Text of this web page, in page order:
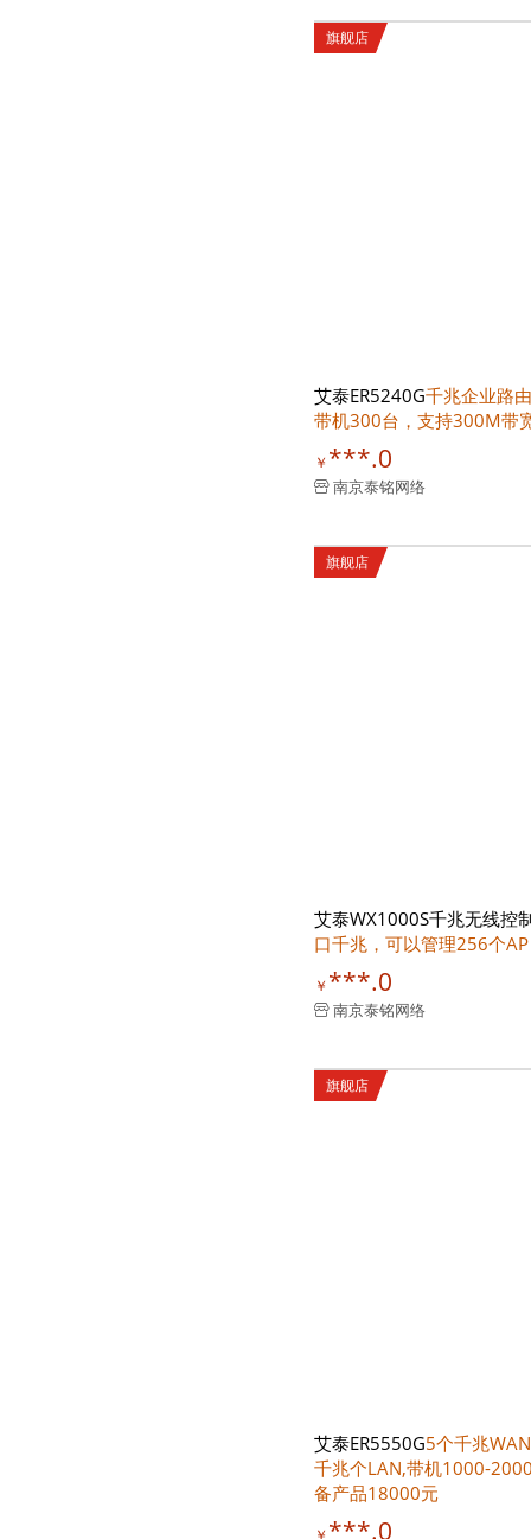
旗舰店
艾泰ER5240G千兆企业路
带机300台，支持300M带
￥ ***.0
南京泰铭网络
旗舰店
艾泰WX1000S千兆无线控
口千兆，可以管理256个AP
￥ ***.0
南京泰铭网络
旗舰店
艾泰ER5550G5个千兆
千兆个LAN,带机1000-
备产品18000元
￥ ***.0